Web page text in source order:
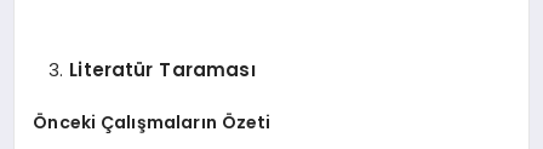
Literatür Taraması
Önceki Çalışmaların Özeti